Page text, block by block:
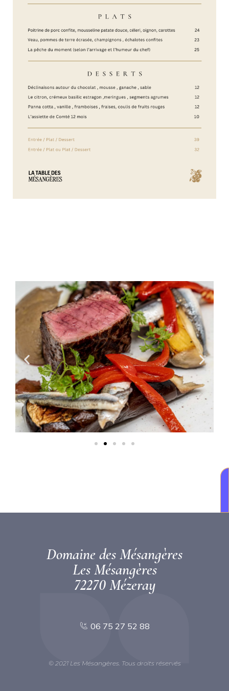
Domaine des Mésangères
Les Mésangères
72270 Mézeray
06 75 27 52 88
© 2021 Les Mésangères. Tous droits réservés